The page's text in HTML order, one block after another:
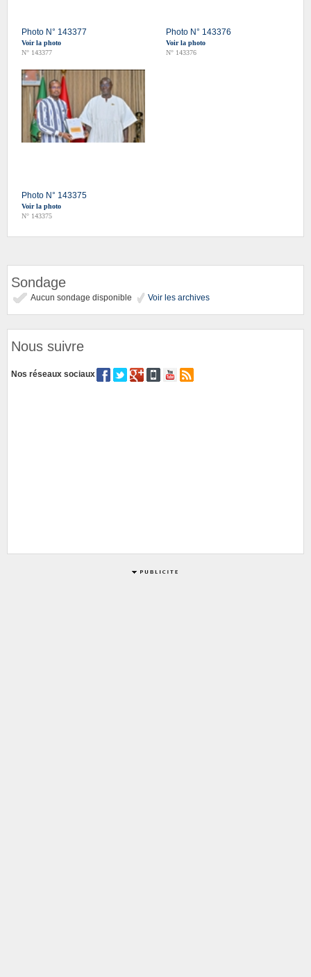
Photo N° 143377
Voir la photo
N° 143377
Photo N° 143376
Voir la photo
N° 143376
Photo N° 143375
Voir la photo
N° 143375
Sondage
Aucun sondage disponible Voir les archives
Nous suivre
Nos réseaux sociaux